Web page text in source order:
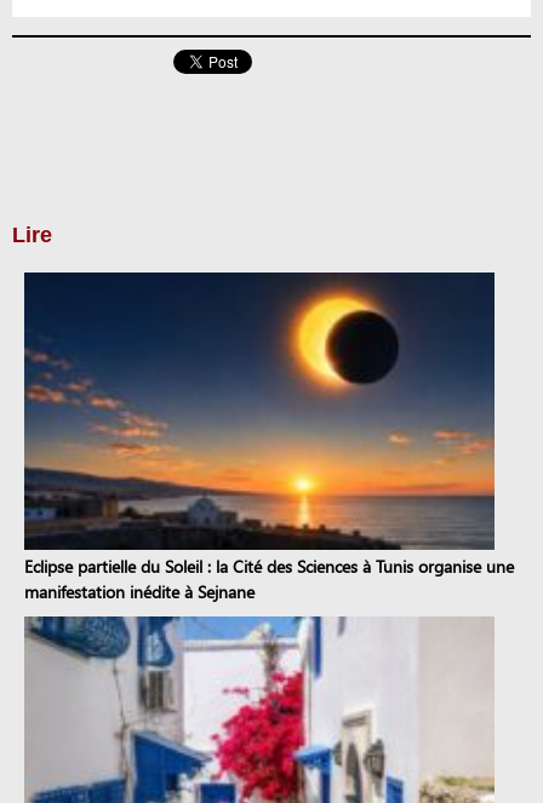
Lire
Eclipse partielle du Soleil : la Cité des Sciences à Tunis organise une
manifestation inédite à Sejnane